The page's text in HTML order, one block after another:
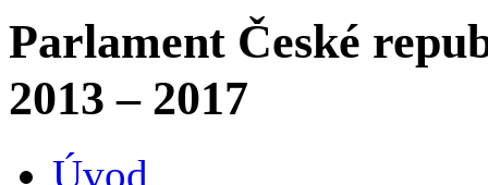
Parlament České
2013 – 2017
Úvod